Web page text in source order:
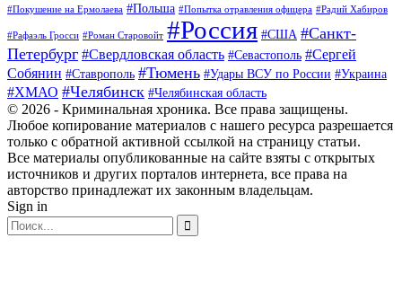
#Покушение на Ермолаева #Польша #Попытка отравления офицера #Радий Хабиров
#Рафаэль Гросси #Роман Старовойт #Россия #США #Санкт-
Петербург #Свердловская область #Севастополь #Сергей
Собянин #Ставрополь #Тюмень #Удары ВСУ по России #Украина
#ХМАО #Челябинск #Челябинская область
© 2026 - Криминальная хроника. Все права защищены.
Любое копирование материалов с нашего ресурса разрешается
только с обратной активной ссылкой на страницу статьи.
Все материалы опубликованные на сайте взяты с открытых
источников и других порталов интернета, все права на
авторство принадлежат их законным владельцам.
Sign in